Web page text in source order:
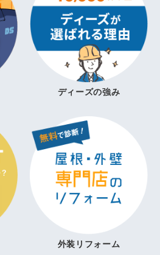
ディーズの強み
外装リフォーム